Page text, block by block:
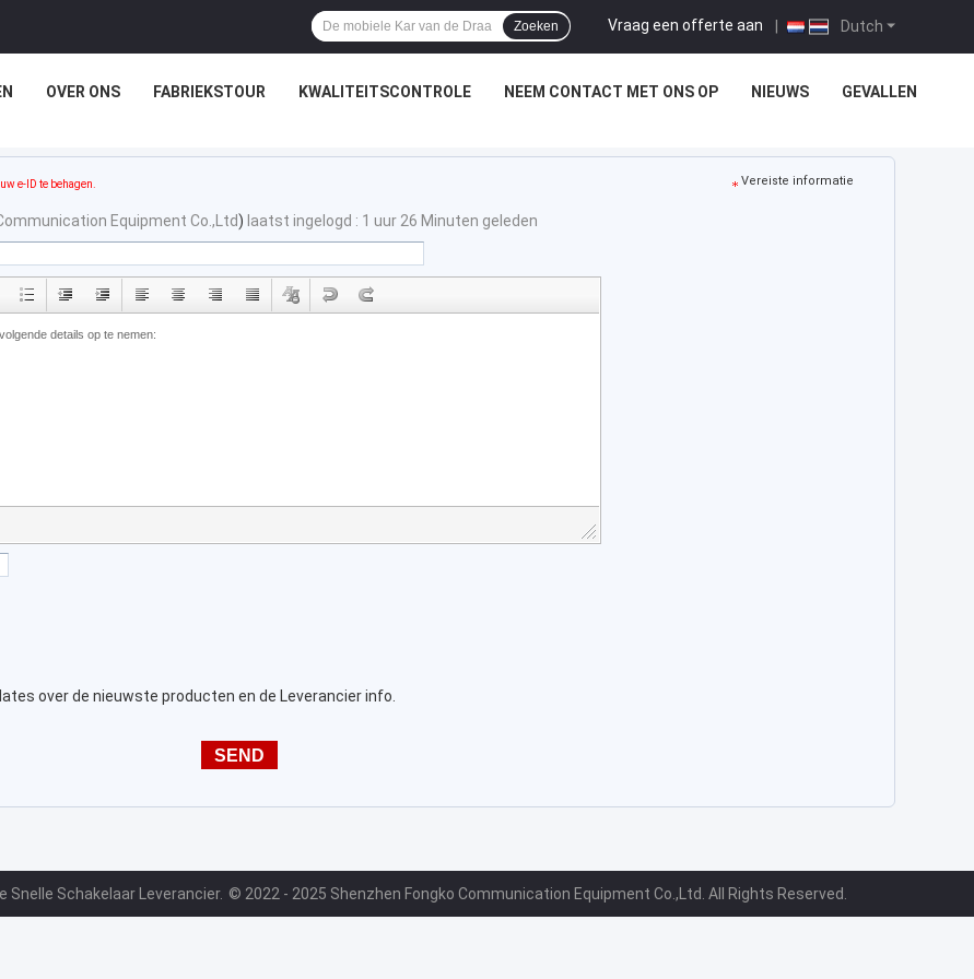
Dutch
Vraag een offerte aan |
Zoeken
OVER ONS FABRIEKSTOUR KWALITEITSCONTROLE NEEM CONTACT MET ONS OP NIEUWS GEVALLEN
e-ID te behagen. Vereiste informatie
Equipment Co.,Ltd) laatst ingelogd : 1 uur 26 Minuten geleden
over de nieuwste producten en de Leverancier info.
Snelle Schakelaar Leverancier. © 2022 - 2025 Shenzhen Fongko Communication Equipment Co.,Ltd. All Rights Reserved.